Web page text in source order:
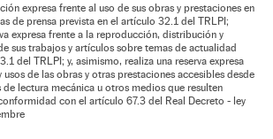
expresa frente al uso de sus obras y prestaciones en
de prensa prevista en el artículo 32.1 del TRLPI;
expresa frente a la reproducción, distribución y
sus trabajos y artículos sobre temas de actualidad
del TRLPI; y, asimismo, realiza una reserva expresa
de las obras y otras prestaciones accesibles desde
lectura mecánica u otros medios que resulten
con el artículo 67.3 del Real Decreto - ley